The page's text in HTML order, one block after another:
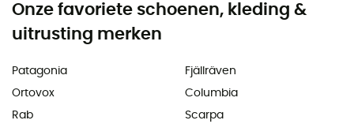
Onze favoriete schoenen, kleding &
uitrusting merken
Patagonia
Ortovox
Rab
Fjällräven
Columbia
Scarpa